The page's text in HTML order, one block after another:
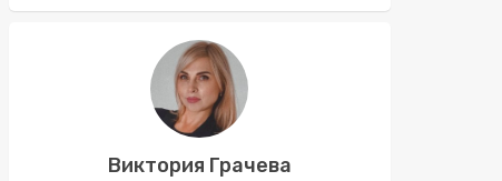
Виктория Грачева